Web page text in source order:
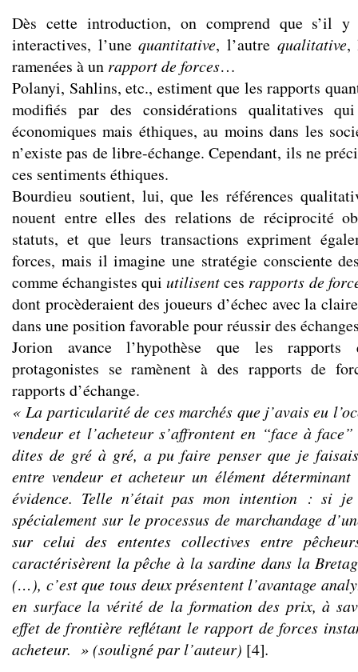
Dès cette introduction, on comprend que s’il y
interactives, l’unequantitative, l’autre qualitative,
ramenées à un rapport de forces…
Polanyi, Sahlins, etc., estiment que les rapports
modifiés par des considérations qualitatives
économiques mais éthiques, au moins dans les
n’existe pas de libre-échange. Cependant, ils ne
ces sentiments éthiques.
Bourdieu soutient, lui, que les références
nouent entre elles des relations de réciprocité
statuts, et que leurs transactions expriment
forces, mais il imagine une stratégie consciente
comme échangistes quiutilisentces rapports de
dont procèderaient des joueurs d’échec avec la
dans une position favorable pour réussir des
Jorion avance l’hypothèse que les
protagonistes se ramènent à des rapports de
rapports d’échange.
« La particularité de ces marchés que j’avais eu
vendeur et l’acheteur s’affrontent en “face à
dites de gré à gré, a pu faire penser que je
entre vendeur et acheteur un élément
évidence. Telle n’était pas mon intention : si je
spécialement sur le processus de marchandage
sur celui des ententes collectives entre
caractérisèrent la pêche à la sardine dans la
(…), c’est que tous deux présentent l’avantage
en surface la vérité de la formation des prix, à
effet de frontière reflétant le rapport de forces
acheteur. » (souligné par l’auteur) [4].